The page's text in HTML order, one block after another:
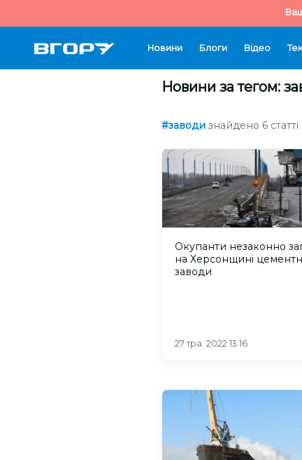
Новини Блоги Відео
Новини за тегом:
#заводи знайдено 6 статті
Окупанти незаконно
на Херсонщині
заводи
27 тра. 2022 13:16